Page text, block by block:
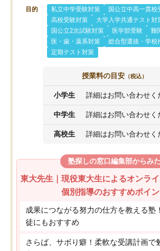
目的 私立中学受験対策
国公立中高一貫校
高校受験対策
大学入学共通テスト対
国公立2次試験対策
医学部受験
難
医・歯・薬系対策
総合型選抜・学校
定期テスト対策
授業料の目安 （税込）
小学生 詳細はお問い合わせく
中学生 詳細はお問い合わせく
高校生 詳細はお問い合わせく
塾探しの窓口編集部からみた
東大先生｜現役東大生によるオンライ
個別指導のおすすめポイン
成果につながる努力の仕方を教える塾
徒にもおすすめ
さらば、サボり癖！柔軟な受講計画で